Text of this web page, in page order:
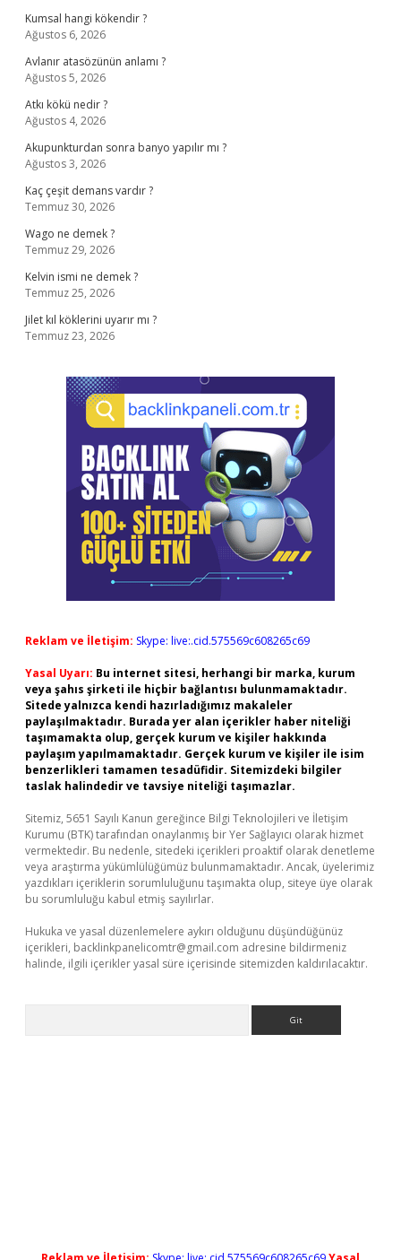
Kumsal hangi kökendir ?
Ağustos 6, 2026
Avlanır atasözünün anlamı ?
Ağustos 5, 2026
Atkı kökü nedir ?
Ağustos 4, 2026
Akupunkturdan sonra banyo yapılır mı ?
Ağustos 3, 2026
Kaç çeşit demans vardır ?
Temmuz 30, 2026
Wago ne demek ?
Temmuz 29, 2026
Kelvin ismi ne demek ?
Temmuz 25, 2026
Jilet kıl köklerini uyarır mı ?
Temmuz 23, 2026
Reklam ve İletişim: Skype: live:.cid.575569c608265c69
Yasal Uyarı: Bu internet sitesi, herhangi bir marka, kurum
veya şahıs şirketi ile hiçbir bağlantısı bulunmamaktadır.
Sitede yalnızca kendi hazırladığımız makaleler
paylaşılmaktadır. Burada yer alan içerikler haber niteliği
taşımamakta olup, gerçek kurum ve kişiler hakkında
paylaşım yapılmamaktadır. Gerçek kurum ve kişiler ile isim
benzerlikleri tamamen tesadüfidir. Sitemizdeki bilgiler
taslak halindedir ve tavsiye niteliği taşımazlar.
Sitemiz, 5651 Sayılı Kanun gereğince Bilgi Teknolojileri ve İletişim
Kurumu (BTK) tarafından onaylanmış bir Yer Sağlayıcı olarak hizmet
vermektedir. Bu nedenle, sitedeki içerikleri proaktif olarak denetleme
veya araştırma yükümlülüğümüz bulunmamaktadır. Ancak, üyelerimiz
yazdıkları içeriklerin sorumluluğunu taşımakta olup, siteye üye olarak
bu sorumluluğu kabul etmiş sayılırlar.
Hukuka ve yasal düzenlemelere aykırı olduğunu düşündüğünüz
içerikleri, backlinkpanelicomtr@gmail.com adresine bildirmeniz
halinde, ilgili içerikler yasal süre içerisinde sitemizden kaldırılacaktır.